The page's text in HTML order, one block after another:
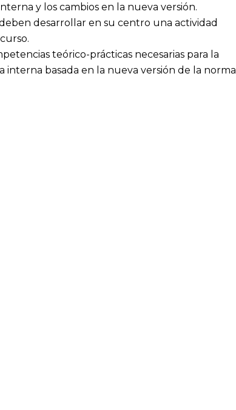
y los cambios en la nueva versión.
desarrollar en su centro una actividad
teórico-prácticas necesarias para la
basada en la nueva versión de la norma